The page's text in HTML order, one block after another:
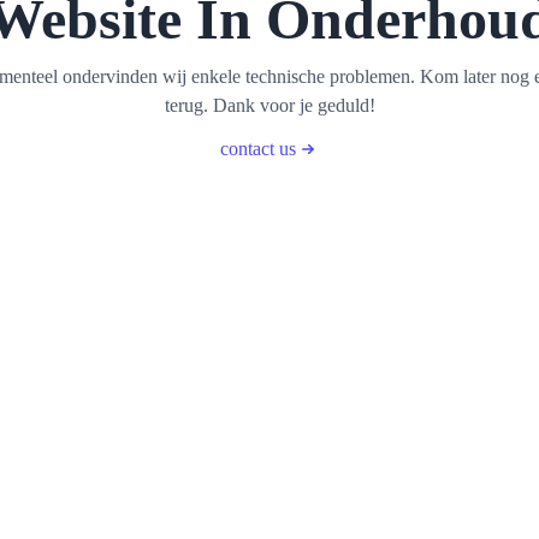
In
ondervinden wij enkele technische problemen. Kom later nog
terug. Dank voor je geduld!
contact us